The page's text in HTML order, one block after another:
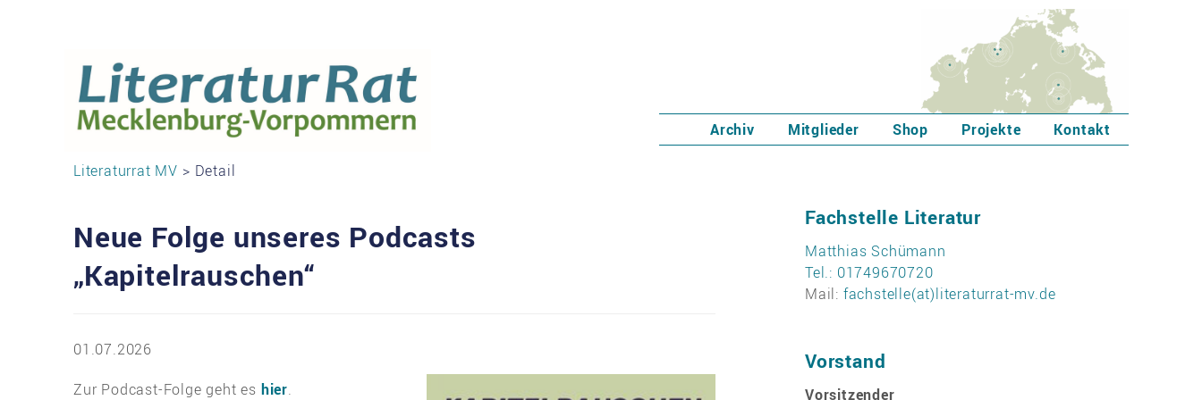
Archiv Mitglieder Shop Projekte Kontakt
Literaturrat MV > Detail
Neue Folge unseres Podcasts
„Kapitelrauschen“
01.07.2026
Zur Podcast-Folge geht es hier.
Fachstelle Literatur
Matthias Schümann
Tel.: 01749670720
Mail: fachstelle(at)literaturrat-mv.de
Vorstand
Vorsitzender